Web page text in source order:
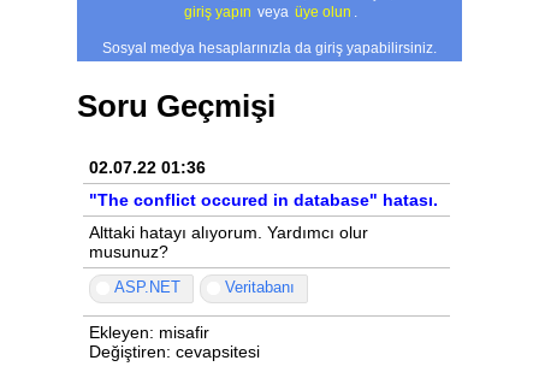
giriş yapın veya üye olun
Sosyal medya hesaplarınızla da giriş yapabilirsiniz.
Soru Geçmişi
02.07.22 01:36
"The conflict occured in database" hatası.
Alttaki hatayı alıyorum. Yardımcı olur
musunuz?
ASP.NET Veritabanı
Ekleyen: misafir
Değiştiren: cevapsitesi